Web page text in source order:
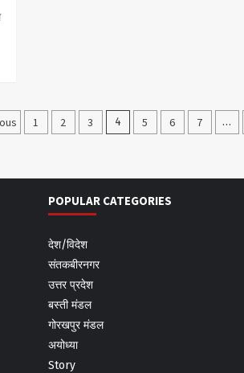
1 2 3 4 5 6 7 …
POPULAR CATEGORIES
देश/विदेश
संतकबीरनगर
उत्तर प्रदेश
बस्ती मंडल
गोरखपुर मंडल
अयोध्या
Story